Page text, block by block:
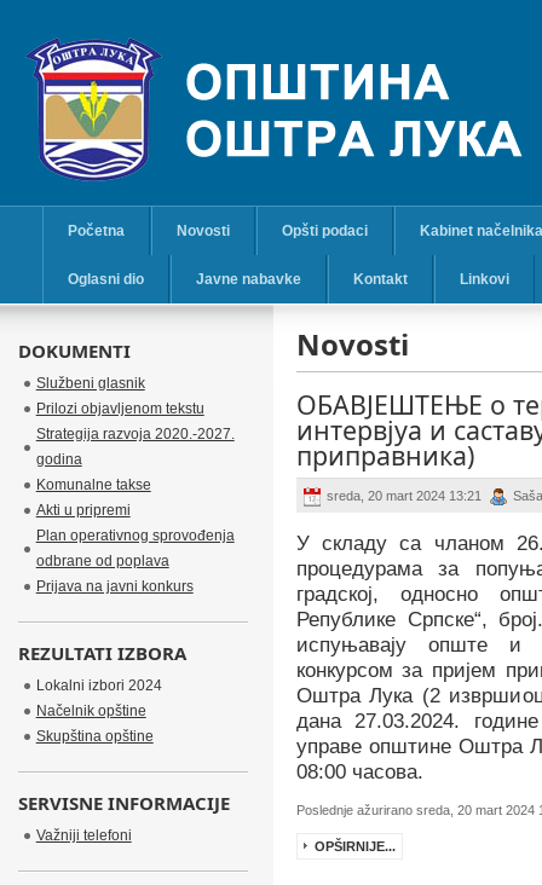
Početna Novosti Opšti podaci Kabinet načelnika
Oglasni dio Javne nabavke Kontakt Linkovi
Novosti
OБАВЈЕШТЕЊЕ о
интервјуа и
приправника)
sreda, 20 mart 2024 13:21
У складу са чланом
процедурама за
градској, односно
Републике Српске“,
испуњавају опште и
конкурсом за пријем
Оштра Лука (2 изврши
дана27.03.2024.
управе општине Оштра
08:00 часова.
Poslednje ažurirano sreda, 20 mart 2024
OPŠIRNIJE...
DOKUMENTI
Službeni glasnik
Prilozi objavljenom tekstu
Strategija razvoja 2020.-2027.
godina
Komunalne takse
Akti u pripremi
Plan operativnog sprovođenja
odbrane od poplava
Prijava na javni konkurs
REZULTATI IZBORA
Lokalni izbori 2024
Načelnik opštine
Skupština opštine
SERVISNE INFORMACIJE
Važniji telefoni